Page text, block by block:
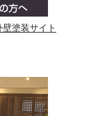
塗装サイト